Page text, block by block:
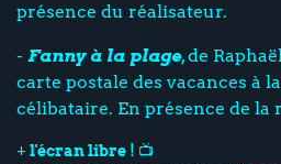
présence du réalisateur.
- Fanny à la plage, de
carte postale des vacances à
célibataire. En présence de la
+ l'écran libre ! 📺